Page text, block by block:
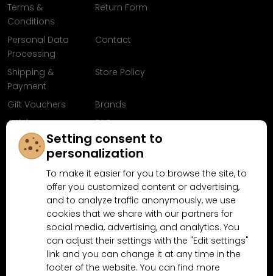
Terms &
Conditions
Return Form
Personal Data
Processing
Contact
Shipping &
Payment
Store Policy
Gift Vouchers
Brands
Articles
FAQ
Follow us on
Facebook
Why shop at MN-Modelar.com
4.9/5(10481x) 4.5/5 (189x)
Setting consent to
personalization
To make it easier for you to browse the site, to
offer you customized content or advertising,
and to analyze traffic anonymously, we use
cookies that we share with our partners for
social media, advertising, and analytics. You
can adjust their settings with the "Edit settings"
link and you can change it at any time in the
footer of the website. You can find more